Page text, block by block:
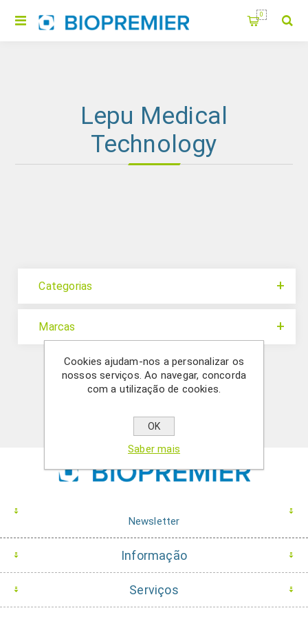
0
Lepu Medical
Technology
Categorias
Marcas
Newsletter
Informação
Serviços
Cookies ajudam-nos a personalizar os
nossos serviços. Ao navegar, concorda
com a utilização de cookies.
OK
Saber mais